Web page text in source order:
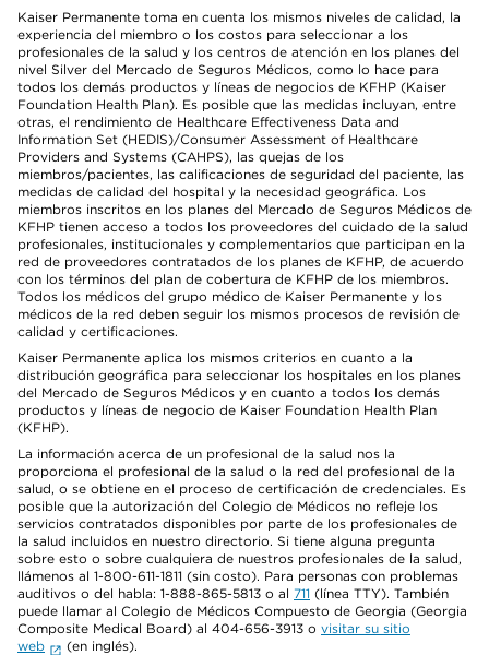
Kaiser Permanente toma en cuenta los mismos niveles de calidad, la
experiencia del miembro o los costos para seleccionar a los
profesionales de la salud y los centros de atención en los planes del
nivel Silver del Mercado de Seguros Médicos, como lo hace para
todos los demás productos y líneas de negocios de KFHP (Kaiser
Foundation Health Plan). Es posible que las medidas incluyan, entre
otras, el rendimiento de Healthcare Effectiveness Data and
Information Set (HEDIS)/Consumer Assessment of Healthcare
Providers and Systems (CAHPS), las quejas de los
miembros/pacientes, las calificaciones de seguridad del paciente, las
medidas de calidad del hospital y la necesidad geográfica. Los
miembros inscritos en los planes del Mercado de Seguros Médicos de
KFHP tienen acceso a todos los proveedores del cuidado de la salud
profesionales, institucionales y complementarios que participan en la
red de proveedores contratados de los planes de KFHP, de acuerdo
con los términos del plan de cobertura de KFHP de los miembros.
Todos los médicos del grupo médico de Kaiser Permanente y los
médicos de la red deben seguir los mismos procesos de revisión de
calidad y certificaciones.
Kaiser Permanente aplica los mismos criterios en cuanto a la
distribución geográfica para seleccionar los hospitales en los planes
del Mercado de Seguros Médicos y en cuanto a todos los demás
productos y líneas de negocio de Kaiser Foundation Health Plan
(KFHP).
La información acerca de un profesional de la salud nos la
proporciona el profesional de la salud o la red del profesional de la
salud, o se obtiene en el proceso de certificación de credenciales. Es
posible que la autorización del Colegio de Médicos no refleje los
servicios contratados disponibles por parte de los profesionales de
la salud incluidos en nuestro directorio. Si tiene alguna pregunta
sobre esto o sobre cualquiera de nuestros profesionales de la salud,
llámenos al 1-800-611-1811 (sin costo). Para personas con problemas
auditivos o del habla: 1-888-865-5813 o al 711 (línea TTY). También
puede llamar al Colegio de Médicos Compuesto de Georgia (Georgia
Composite Medical Board) al 404-656-3913 o visitar su sitio
web
(en inglés).